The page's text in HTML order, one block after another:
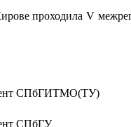
проходила V
СПбГИТМО(ТУ)
СПбГУ